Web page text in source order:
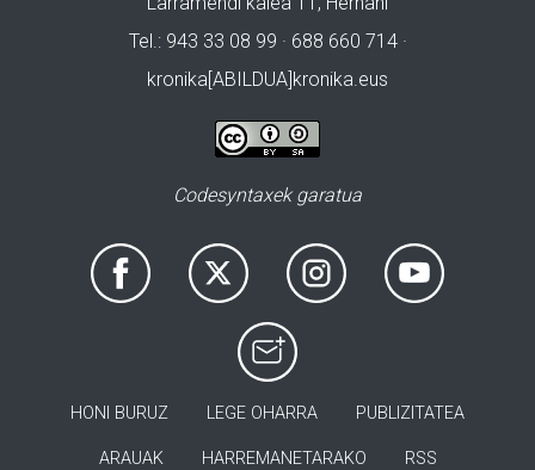
Tel.: 943 33 08 99 · 688 660 714 ·
kronika[ABILDUA]kronika.eus
Codesyntaxek garatua
HONI BURUZ LEGE OHARRA PUBLIZITATEA
ARAUAK HARREMANETARAKO RSS